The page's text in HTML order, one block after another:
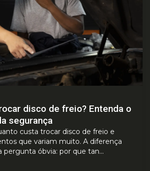
disco de freio? Entenda o
segurança
custa trocar disco de freio e
que variam muito. A diferença
pergunta óbvia: por que tan...